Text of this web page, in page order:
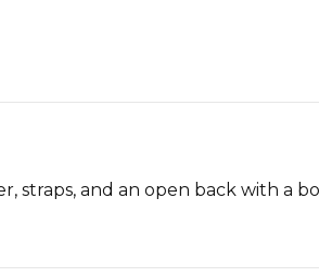
straps, and an open back with a